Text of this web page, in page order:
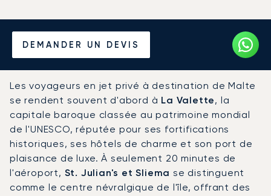
DEMANDER UN DEVIS
Louer un Jet Privé depuis et
vers Malte
Les voyageurs en jet privé à destination de Malte
se rendent souvent d'abord à La Valette, la
capitale baroque classée au patrimoine mondial
de l'UNESCO, réputée pour ses fortifications
historiques, ses hôtels de charme et son port de
plaisance de luxe. À seulement 20 minutes de
l'aéroport, St. Julian's et Sliema se distinguent
comme le centre névralgique de l'île, offrant des